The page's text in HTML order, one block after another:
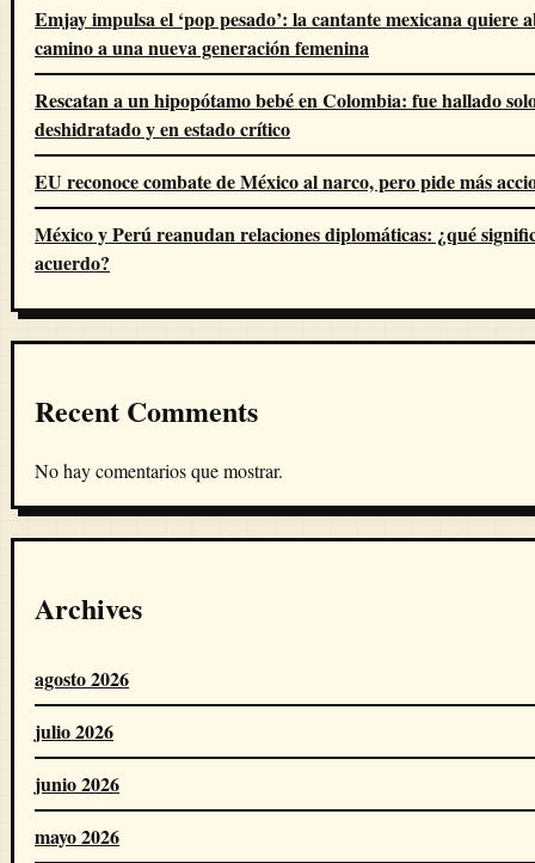
Emjay impulsa el ‘pop pesado’: la cantante mexicana quiere
camino a una nueva generación femenina
Rescatan a un hipopótamo bebé en Colombia: fue hallado
deshidratado y en estado crítico
EU reconoce combate de México al narco, pero pide más
México y Perú reanudan relaciones diplomáticas: ¿qué
acuerdo?
Recent Comments
No hay comentarios que mostrar.
Archives
agosto 2026
julio 2026
junio 2026
mayo 2026